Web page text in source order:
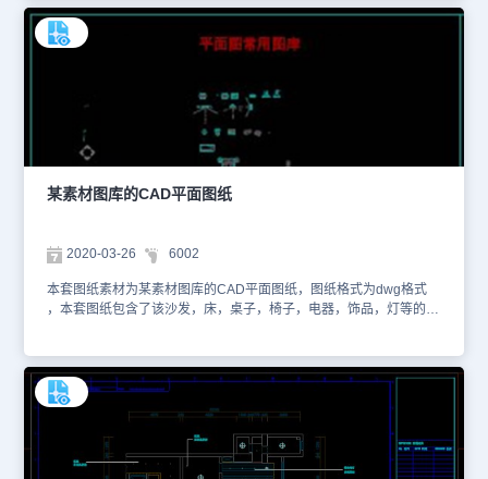
仅作为学习资料参考使用，请勿用于商业用途。
某素材图库的CAD平面图纸
2020-03-26 6002
本套图纸素材为某素材图库的CAD平面图纸，图纸格式为dwg格式
，本套图纸包含了该沙发，床，桌子，椅子，电器，饰品，灯等的
图，如下。本图纸仅作为学习资料参考使用，请勿用于商业用途。